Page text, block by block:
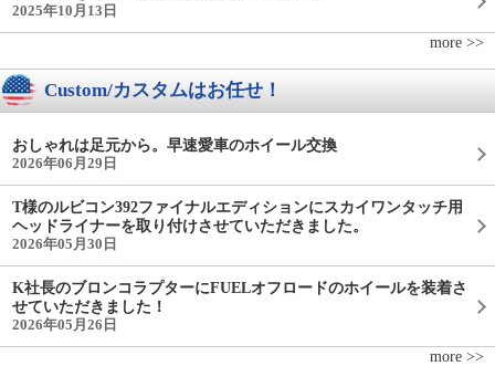
2025年10月13日
more >>
Custom/カスタムはお任せ！
おしゃれは足元から。早速愛車のホイール交換
2026年06月29日
T様のルビコン392ファイナルエディションにスカイワンタッチ用
ヘッドライナーを取り付けさせていただきました。
2026年05月30日
K社長のブロンコラプターにFUELオフロードのホイールを装着さ
せていただきました！
2026年05月26日
more >>